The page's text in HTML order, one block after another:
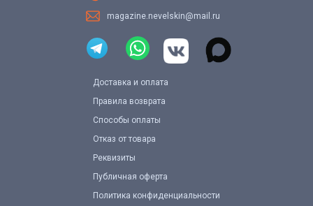
magazine.nevelskin@mail.ru
Политика конфиденциальности
Отказ от товара
Реквизиты
Способы оплаты
Публичная оферта
Доставка и оплата
Правила возврата